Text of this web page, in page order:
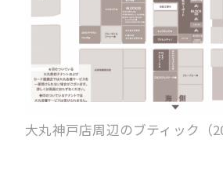
大丸神戸店周辺のブティック（